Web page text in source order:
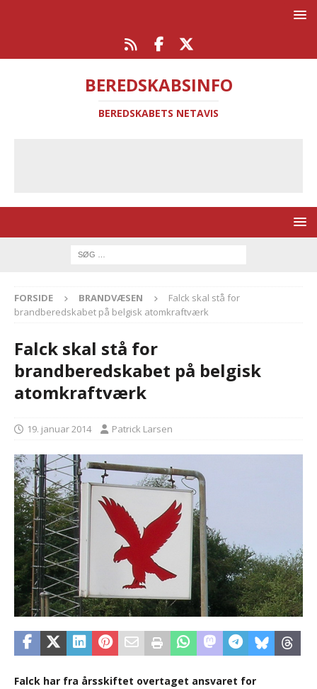
BEREDSKABSINFO
BEREDSKABETS NETAVIS
FORSIDE BRANDVÆSEN
Falck skal stå for
brandberedskabet på belgisk atomkraftværk
Falck skal stå for
brandberedskabet på belgisk
atomkraftværk
19. januar 2014 Patrick Larsen
Falck har fra årsskiftet overtaget ansvaret for